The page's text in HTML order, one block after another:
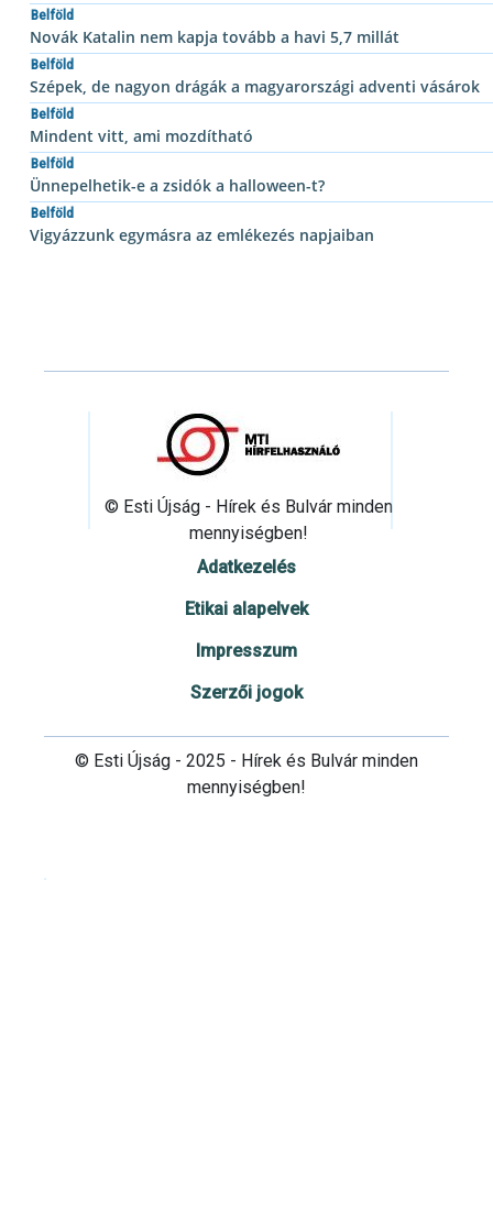
Belföld
Novák Katalin nem kapja tovább a havi 5,7 millát
Belföld
Szépek, de nagyon drágák a magyarországi adventi vásárok
Belföld
Mindent vitt, ami mozdítható
Belföld
Ünnepelhetik-e a zsidók a halloween-t?
Belföld
Vigyázzunk egymásra az emlékezés napjaiban
© Esti Újság - Hírek és Bulvár minden
mennyiségben!
Adatkezelés
Etikai alapelvek
Impresszum
Szerzői jogok
© Esti Újság - 2025 - Hírek és Bulvár minden
mennyiségben!